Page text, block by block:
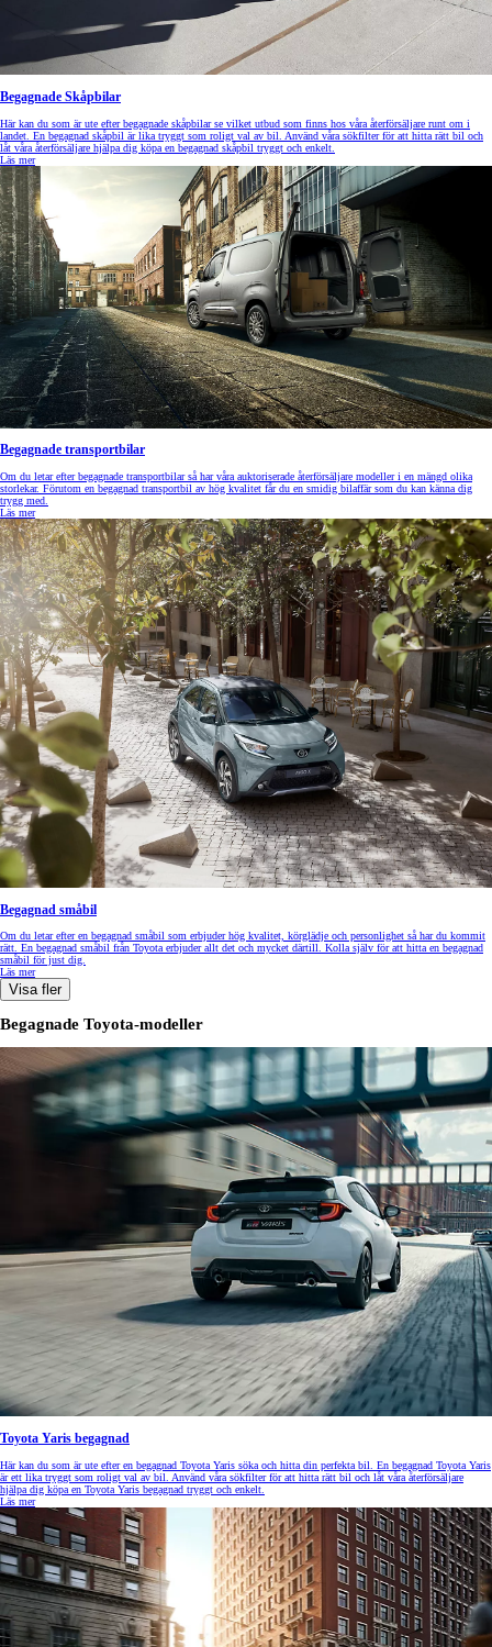
Begagnade Skåpbilar
Här kan du som är ute efter begagnade skåpbilar se vilket utbud som finns hos våra återförsäljare runt om i
landet. En begagnad skåpbil är lika tryggt som roligt val av bil. Använd våra sökfilter för att hitta rätt bil och
låt våra återförsäljare hjälpa dig köpa en begagnad skåpbil tryggt och enkelt.
Läs mer
Begagnade transportbilar
Om du letar efter begagnade transportbilar så har våra auktoriserade återförsäljare modeller i en mängd olika
storlekar. Förutom en begagnad transportbil av hög kvalitet får du en smidig bilaffär som du kan känna dig
trygg med.
Läs mer
Begagnad småbil
Om du letar efter en begagnad småbil som erbjuder hög kvalitet, körglädje och personlighet så har du kommit
rätt. En begagnad småbil från Toyota erbjuder allt det och mycket därtill. Kolla själv för att hitta en begagnad
småbil för just dig.
Läs mer
Visa fler
Begagnade Toyota-modeller
Toyota Yaris begagnad
Här kan du som är ute efter en begagnad Toyota Yaris söka och hitta din perfekta bil. En begagnad Toyota Yaris
är ett lika tryggt som roligt val av bil. Använd våra sökfilter för att hitta rätt bil och låt våra återförsäljare
hjälpa dig köpa en Toyota Yaris begagnad tryggt och enkelt.
Läs mer